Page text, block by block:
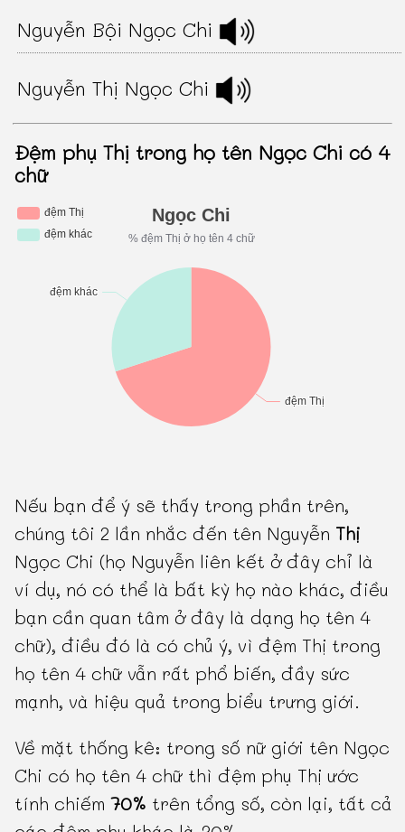
Nguyễn Bội Ngọc Chi
Nguyễn Thị Ngọc Chi
Đệm phụ Thị trong họ tên Ngọc Chi có 4
chữ
Nếu bạn để ý sẽ thấy trong phần trên,
chúng tôi 2 lần nhắc đến tên Nguyễn Thị
Ngọc Chi (họ Nguyễn liên kết ở đây chỉ là
ví dụ, nó có thể là bất kỳ họ nào khác, điều
bạn cần quan tâm ở đây là dạng họ tên 4
chữ), điều đó là có chủ ý, vì đệm Thị trong
họ tên 4 chữ vẫn rất phổ biến, đầy sức
mạnh, và hiệu quả trong biểu trưng giới.
Về mặt thống kê: trong số nữ giới tên Ngọc
Chi có họ tên 4 chữ thì đệm phụ Thị ước
tính chiếm70% trên tổng số, còn lại, tất cả